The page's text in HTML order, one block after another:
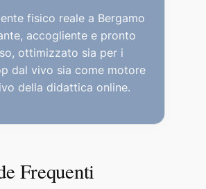
fisico reale a Bergamo
accogliente e pronto
ottimizzato sia per i
dal vivo sia come motore
della didattica online.
Frequenti